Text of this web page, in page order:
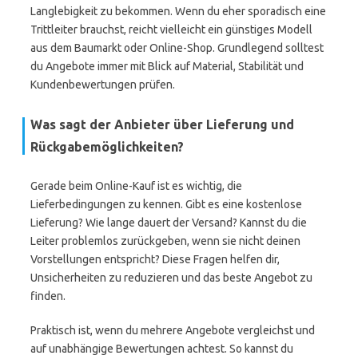
Langlebigkeit zu bekommen. Wenn du eher sporadisch eine
Trittleiter brauchst, reicht vielleicht ein günstiges Modell
aus dem Baumarkt oder Online-Shop. Grundlegend solltest
du Angebote immer mit Blick auf Material, Stabilität und
Kundenbewertungen prüfen.
Was sagt der Anbieter über Lieferung und
Rückgabemöglichkeiten?
Gerade beim Online-Kauf ist es wichtig, die
Lieferbedingungen zu kennen. Gibt es eine kostenlose
Lieferung? Wie lange dauert der Versand? Kannst du die
Leiter problemlos zurückgeben, wenn sie nicht deinen
Vorstellungen entspricht? Diese Fragen helfen dir,
Unsicherheiten zu reduzieren und das beste Angebot zu
finden.
Praktisch ist, wenn du mehrere Angebote vergleichst und
auf unabhängige Bewertungen achtest. So kannst du